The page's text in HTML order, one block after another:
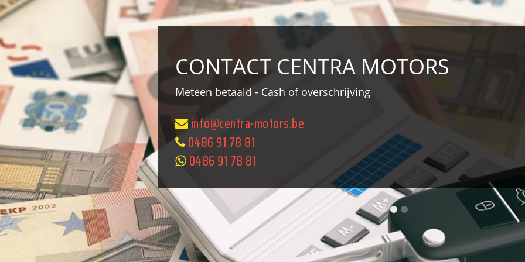
CONTACT CENTRA MOTORS
Meteen betaald - Cash of overschrijving
info@centra-motors.be
0486 91 78 81
0486 91 78 81